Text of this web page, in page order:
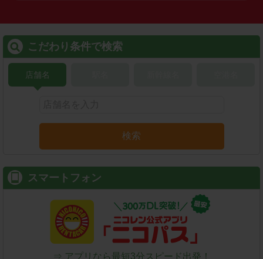
こだわり条件で検索
店舗名
検索
スマートフォン
⇒ アプリなら最短3分スピード出発！